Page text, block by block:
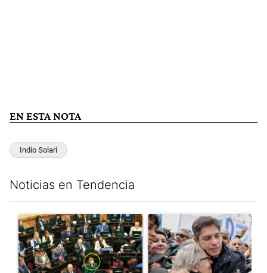
EN ESTA NOTA
Indio Solari
Noticias en Tendencia
Un artículo de tendencia con el título "La Rosada busca
Un artículo de tendencia con